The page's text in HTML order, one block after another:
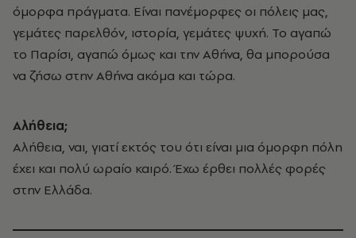
όμορφα πράγματα. Είναι πανέμορφες οι πόλεις μας,
γεμάτες παρελθόν, ιστορία, γεμάτες ψυχή. Το αγαπώ
το Παρίσι, αγαπώ όμως και την Αθήνα, θα μπορούσα
να ζήσω στην Αθήνα ακόμα και τώρα.
Αλήθεια;
Αλήθεια, ναι, γιατί εκτός του ότι είναι μια όμορφη πόλη
έχει και πολύ ωραίο καιρό. Έχω έρθει πολλές φορές
στην Ελλάδα.